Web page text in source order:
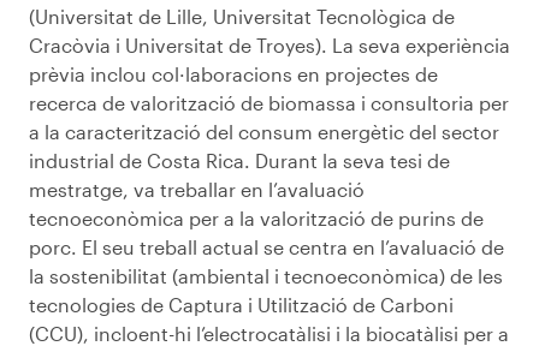
(Universitat de Lille, Universitat Tecnològica de
Cracòvia i Universitat de Troyes). La seva experiència
prèvia inclou col·laboracions en projectes de
recerca de valorització de biomassa i consultoria per
a la caracterització del consum energètic del sector
industrial de Costa Rica. Durant la seva tesi de
mestratge, va treballar en l’avaluació
tecnoeconòmica per a la valorització de purins de
porc. El seu treball actual se centra en l’avaluació de
la sostenibilitat (ambiental i tecnoeconòmica) de les
tecnologies de Captura i Utilització de Carboni
(CCU), incloent-hi l’electrocatàlisi i la biocatàlisi per a